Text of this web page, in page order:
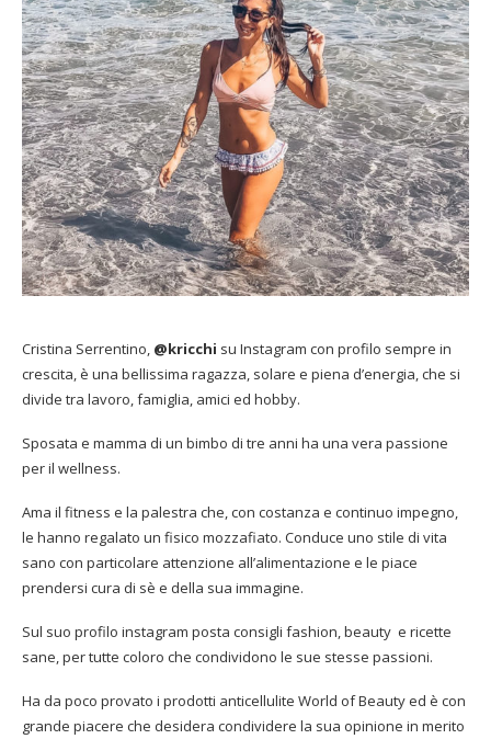
Cristina Serrentino, @kricchi su Instagram con profilo sempre in
crescita, è una bellissima ragazza, solare e piena d’energia, che si
divide tra lavoro, famiglia, amici ed hobby.
Sposata e mamma di un bimbo di tre anni ha una vera passione
per il wellness.
Ama il fitness e la palestra che, con costanza e continuo impegno,
le hanno regalato un fisico mozzafiato. Conduce uno stile di vita
sano con particolare attenzione all’alimentazione e le piace
prendersi cura di sè e della sua immagine.
Sul suo profilo instagram posta consigli fashion, beauty e ricette
sane, per tutte coloro che condividono le sue stesse passioni.
Ha da poco provato i prodotti anticellulite World of Beauty ed è con
grande piacere che desidera condividere la sua opinione in merito